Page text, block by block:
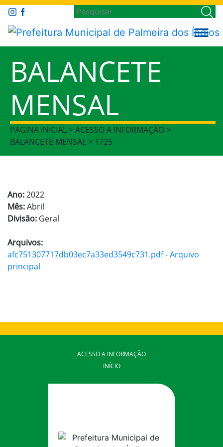
BALANCETE
MENSAL
PÁGINA INICIAL > ACESSO A INFORMAÇÃO >
BALANCETE MENSAL > 1725
Ano:2022
Mês:Abril
Divisão: Geral
Arquivos:
afc751307717db03ec7a33ed3549c731.pdf - Arquivo
principal
ACESSO A INFORMAÇÃO
INÍCIO